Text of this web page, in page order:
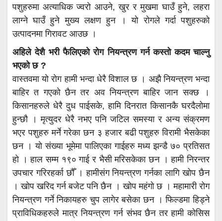
पशुहरुमा अत्याधिक ज्वरो आउने, खुर र मुखमा घाउँ हुने, लहरा
लाग्ने घाउँ हुने मुख्य लक्षण हुन । यो रोगले गर्दा पशुहरुको
उत्पादनमा गिरावट आउछ ।
अहिले देशै भरी फैलिएको रोग नियन्त्रण गर्न कस्तो कदम चाल्नु
भएको छ ?
वास्तवमा यो रोग हामी भन्दा धेरै विशाल छ । अझै नियन्त्रण भन्दा
बाहिर त गएको छैन तर अव नियन्त्रण बाहिर जान सक्छ ।
किसानहरुले धेरै दुध पाईसके, हामि दिनरात किसानकै घरदैलोमा
हुन्छौ । मृत्युदर धेरै नभए पनि जटिल समस्या र अन्य संक्रमण
भएर पशुहरु मर्ने गरेका छन ३ हजार बढी पशुहरु विरामी भैसकेका
छन । यो संख्या भूमेमा पालिएका गाईहरु मध्य झन्डै ७० प्रतिसत
हो । हाल सम्म १९० गाई र भैसी मरिसकेका छन । हामी निरन्तर
उपचार गरिरहर्का छौँ । हामीसंग नियन्त्रण गर्नका लागि खोप छैन
। खोप खरिद गर्न बजेट पनि छैन । खोप महंगो छ । महामारी रोग
नियन्त्रण गर्ने निकायहरु चुप लागेर बसेका छन । फिल्डमा हिड्ने
प्राविधिकहरुले मात्र नियन्त्रण गर्न संभव छैन तर हामी कोसिस